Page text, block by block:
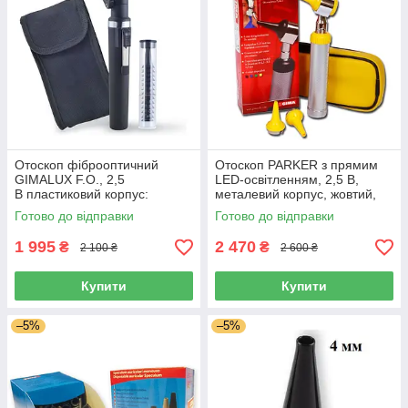
Отоскоп фіброоптичний
GIMALUX F.O., 2,5
В пластиковий корпус:
чорний, Італія
Готово до відправки
1 995 ₴ 2 100 ₴
Купити
Отоскоп PARKER з прямим
LED-освітленням, 2,5 В,
металевий корпус, жовтий,
Італія
Готово до відправки
2 470 ₴ 2 600 ₴
Купити
–5% –5%